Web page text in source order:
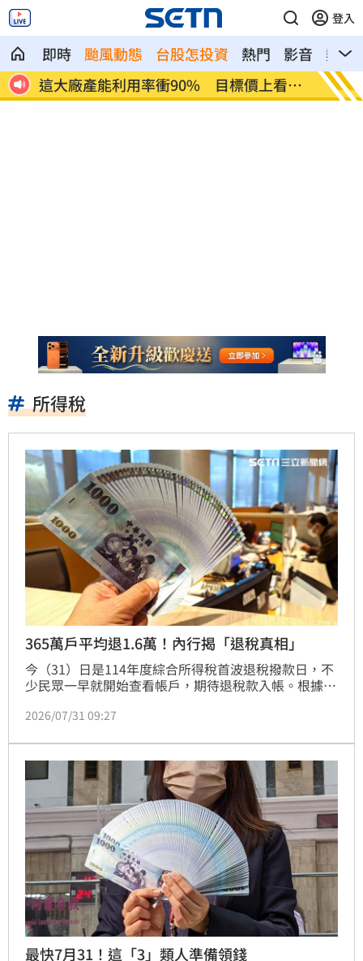
登入
即時 颱風動態 台股怎投資 熱門 影音
熱搜
埃及知名女星涉毒被判死 引發社會震驚 桃園
所得稅
365萬戶平均退1.6萬！內行揭「退稅真相」
今（31）日是114年度綜合所得稅首波退稅撥款日，不
少民眾一早就開始查看帳戶，期待退稅款入帳。根據財
稅總金額約612億元，平均每戶可領回約1萬6745
2026/07/31 09:27
最快7月31！這「3」類人準備領錢